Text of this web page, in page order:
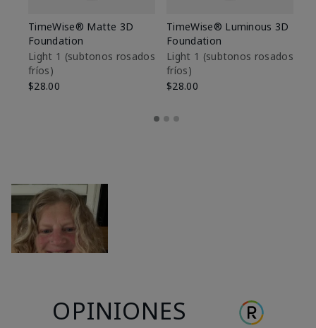
TimeWise® Matte 3D
Foundation
Light 1​ (subtonos rosados
fríos)
$28.00
TimeWise® Luminous 3D
Foundation
Light 1​ (subtonos rosados
fríos)
$28.00
OPINIONES